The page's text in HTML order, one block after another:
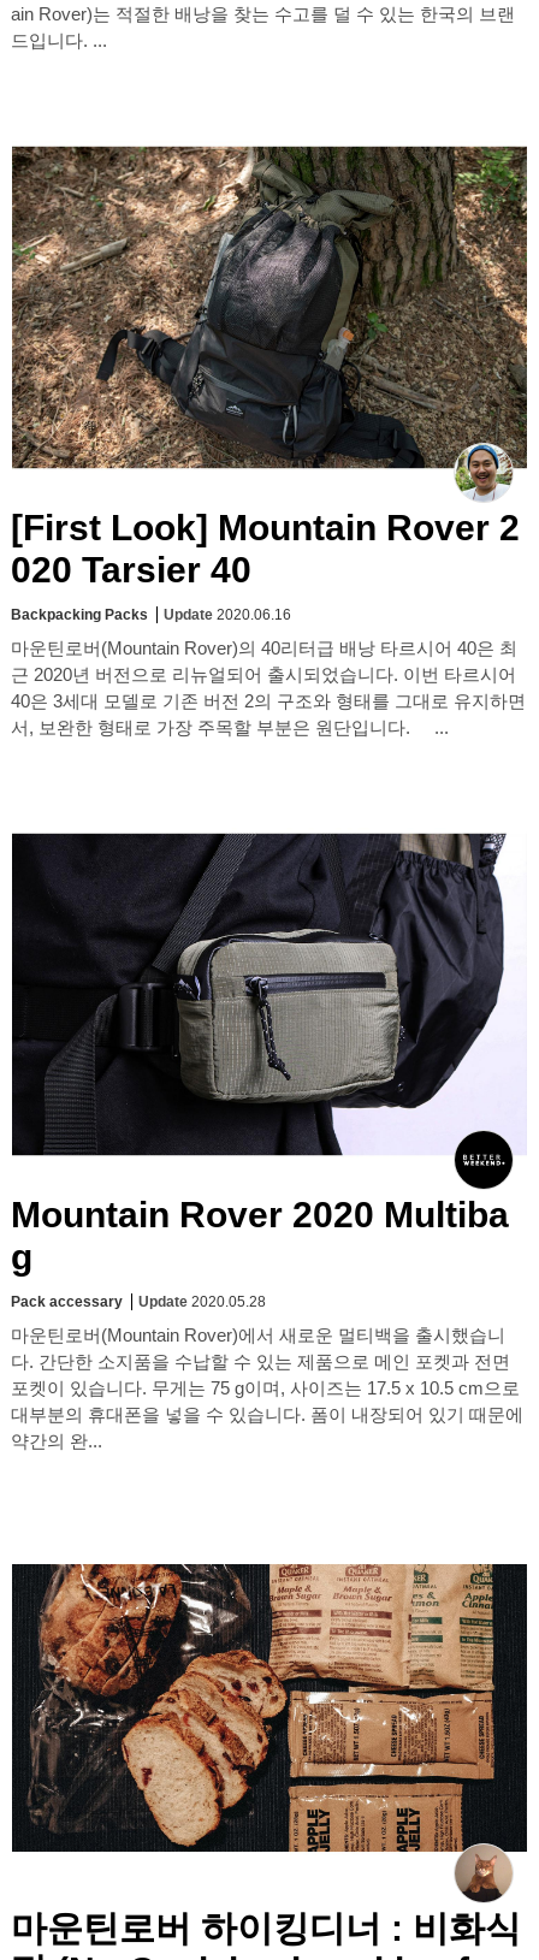
ain Rover)는 적절한 배낭을 찾는 수고를 덜 수 있는 한국의 브랜
드입니다. ...
[First Look] Mountain Rover 2
020 Tarsier 40
Backpacking Packs Update 2020.06.16
마운틴로버(Mountain Rover)의 40리터급 배낭 타르시어 40은 최
근 2020년 버전으로 리뉴얼되어 출시되었습니다. 이번 타르시어
40은 3세대 모델로 기존 버전 2의 구조와 형태를 그대로 유지하면
서, 보완한 형태로 가장 주목할 부분은 원단입니다. ...
Mountain Rover 2020 Multiba
g
Pack accessary Update 2020.05.28
마운틴로버(Mountain Rover)에서 새로운 멀티백을 출시했습니
다. 간단한 소지품을 수납할 수 있는 제품으로 메인 포켓과 전면
포켓이 있습니다. 무게는 75 g이며, 사이즈는 17.5 x 10.5 cm으로
대부분의 휴대폰을 넣을 수 있습니다. 폼이 내장되어 있기 때문에
약간의 완...
마운틴로버 하이킹디너 : 비화식